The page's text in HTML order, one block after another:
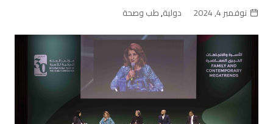
نوفمبر 4, 2024 دولية,طب وصحة